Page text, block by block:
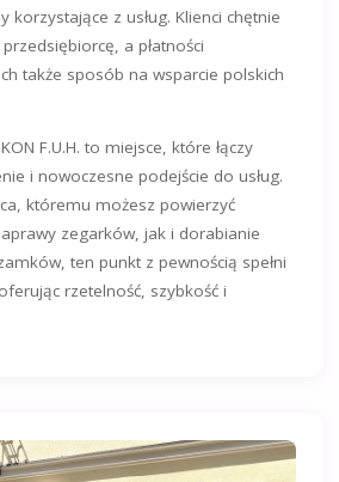
korzystające z usług. Klienci chętnie
a płatności
także sposób na wsparcie polskich
F.U.H. to miejsce, które łączy
i nowoczesne podejście do usług.
któremu możesz powierzyć
zegarków, jak i dorabianie
ten punkt z pewnością spełni
rzetelność, szybkość i